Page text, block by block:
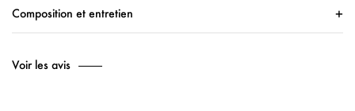
Composition et entretien
Voir les avis